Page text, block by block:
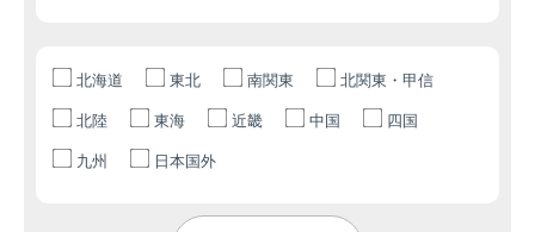
北海道 東北 南関東 北関東・甲信
北陸 東海 近畿 中国 四国
九州 日本国外